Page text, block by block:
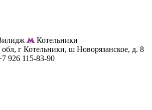
Котельники
г Котельники, ш Новорязанское, д. 8
926 115-83-90